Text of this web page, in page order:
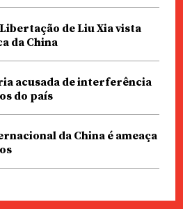
de Liu Xia vista
da China
acusada de interferência
do país
da China é ameaça